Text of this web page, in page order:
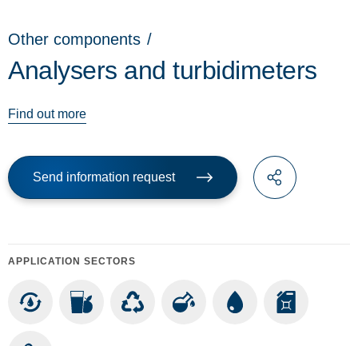
Other components /
Analysers and turbidimeters
Find out more
Send information request
APPLICATION SECTORS